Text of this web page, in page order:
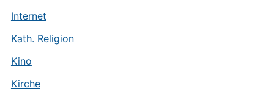
Internet
Kath. Religion
Kino
Kirche